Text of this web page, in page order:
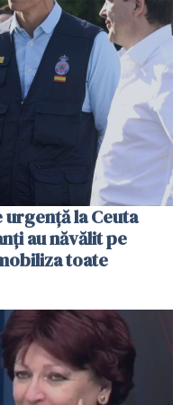
la Ceuta
au năvălit pe
toate